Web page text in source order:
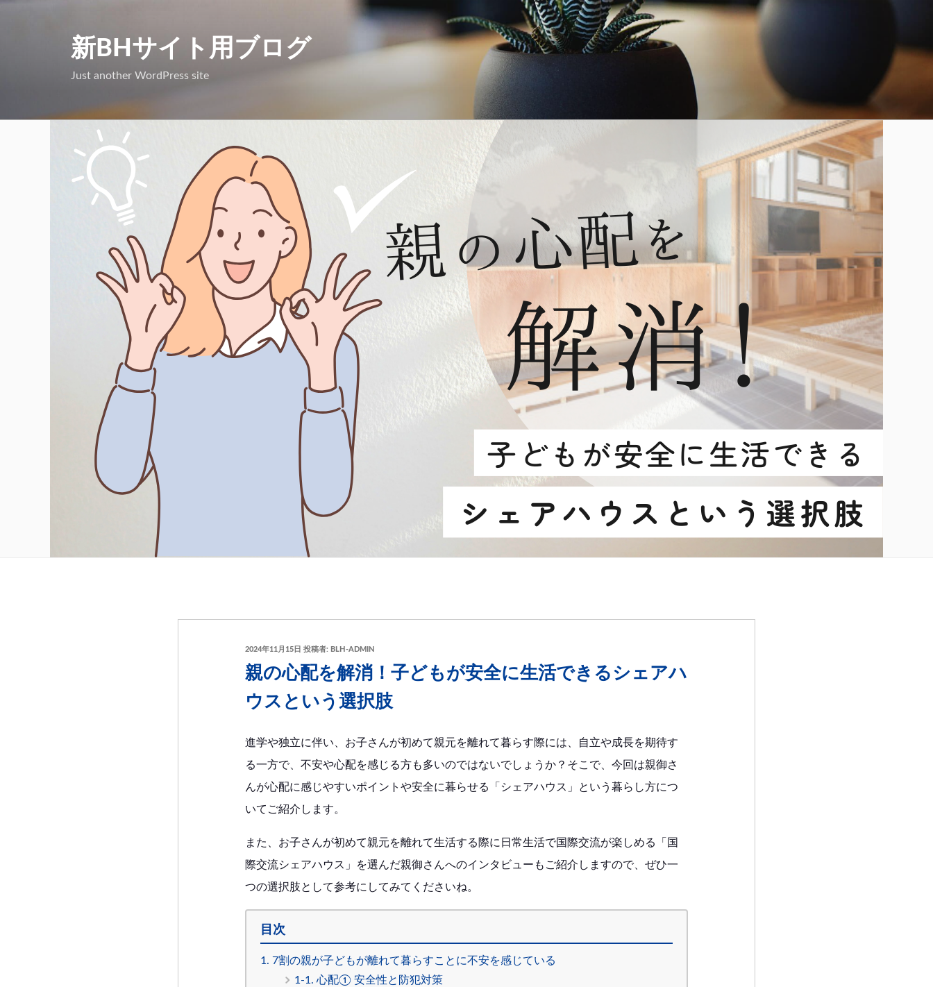
へ
新BHサイト用ブログ
Just another WordPress site
投
稿
日:
2024年11月15日 投稿者: BLH-ADMIN
親の心配を解消！子どもが安全に生活できるシェアハ
ウスという選択肢
進学や独立に伴い、お子さんが初めて親元を離れて暮らす際には、自立や成長を期待す
る一方で、不安や心配を感じる方も多いのではないでしょうか？そこで、今回は親御さ
んが心配に感じやすいポイントや安全に暮らせる「シェアハウス」という暮らし方につ
いてご紹介します。
また、お子さんが初めて親元を離れて生活する際に日常生活で国際交流が楽しめる「国
際交流シェアハウス」を選んだ親御さんへのインタビューもご紹介しますので、ぜひ一
つの選択肢として参考にしてみてくださいね。
目次
1. 7割の親が子どもが離れて暮らすことに不安を感じている
1-1. 心配① 安全性と防犯対策